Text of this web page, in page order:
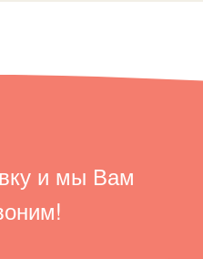
и мы Вам